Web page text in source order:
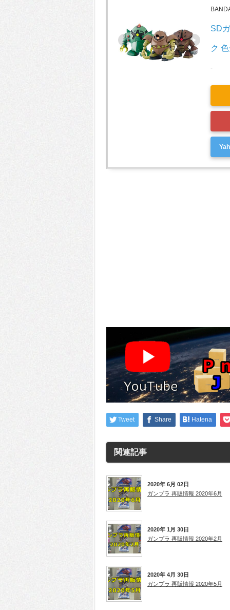
SD
ク
-
Tweet Share Hatena
関連記事
2020年 6月 02日
ガンプラ 再販情報 2020年6月
2020年 1月 30日
ガンプラ 再販情報 2020年2月
2020年 4月 30日
ガンプラ 再販情報 2020年5月